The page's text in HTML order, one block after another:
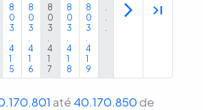
8
0
3
.
4
1
5
8
0
3
.
4
1
6
8
0
3
.
4
1
7
8
0
3
.
4
1
8
8
0
3
.
4
1
9
.
.
.
arrow_forward_ios last_page
até 40.170.850de